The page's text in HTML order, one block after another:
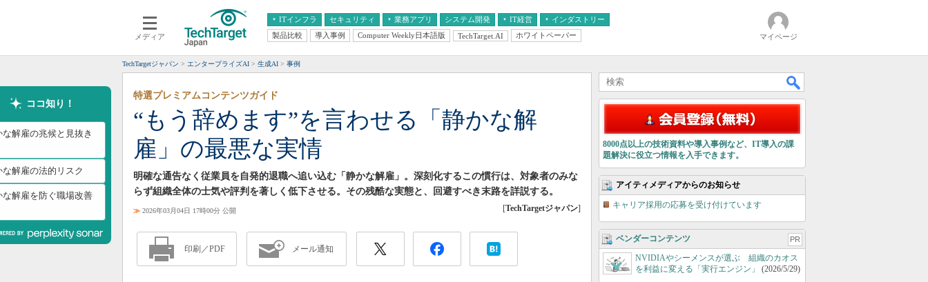
メディア
ITインフラ
クラウド
スマートモバイル
ネットワーク
システム運用管理
セキュリティ 業務アプリ
エンタープライズAI
ERP
CX
情報系システム
システム開発 IT経営
経営とIT
インダストリー
医療IT
製品比較 導入事例 Computer Weekly日本語版 TechTarget.AI ホワイトペーパー マイページ
TechTargetジャパン エンタープライズAI 生成AI 事例
ココ知り！
な解雇の兆候と見抜き
な解雇の法的リスク
な解雇を防ぐ職場改善
“もう辞めます”を言わせる「静かな解
雇」の最悪な実情
特選プレミアムコンテンツガイド
明確な通告なく従業員を自発的退職へ追い込む「静かな解雇」。深刻化するこの慣行は、対象者のみな
らず組織全体の士気や評判を著しく低下させる。その残酷な実態と、回避すべき末路を詳説する。
≫ 2026年03月04日 17時00分 公開 [TechTargetジャパン]
印刷／PDF メール通知
8000点以上の技術資料や導入事例など、IT導入の課
題解決に役立つ情報を入手できます。
アイティメディアからのお知らせ
キャリア採用の応募を受け付けています
ベンダーコンテンツ PR
NVIDIAやシーメンスが選ぶ 組織のカオス
を利益に変える「実行エンジン」
(2026/5/29)